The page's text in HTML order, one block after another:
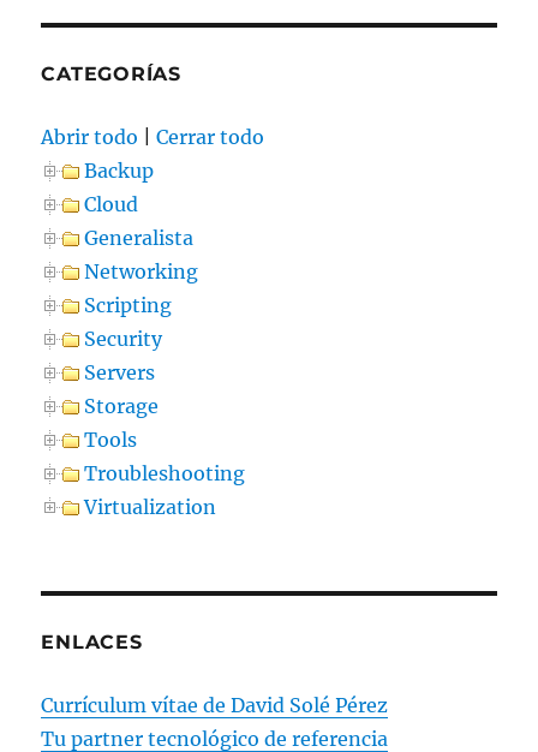
CATEGORÍAS
Abrir todo |Cerrar todo
Backup
Cloud
Generalista
Networking
Scripting
Security
Servers
Storage
Tools
Troubleshooting
Virtualization
ENLACES
Currículum vítae de David Solé Pérez
Tu partner tecnológico de referencia